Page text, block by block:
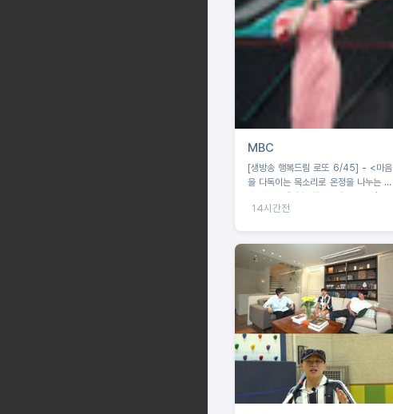
MBC
[생방송 행복드림 로또 6/45] - <마음
을 다독이는 목소리로 온정을 나누는 가
황금손 출연>
14시간전